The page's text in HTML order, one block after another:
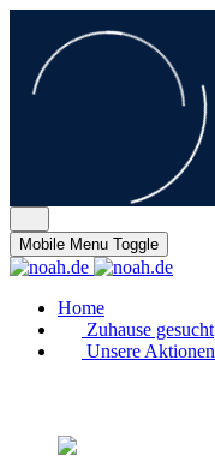
Mobile Menu Toggle
Home
Zuhause gesucht
Unsere Aktionen